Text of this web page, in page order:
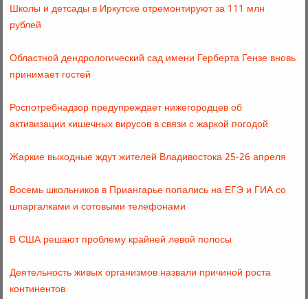
Школы и детсады в Иркутске отремонтируют за 111 млн
рублей
Областной дендрологический сад имени Герберта Гензе вновь
принимает гостей
Роспотребнадзор предупреждает нижегородцев об
активизации кишечных вирусов в связи с жаркой погодой
Жаркие выходные ждут жителей Владивостока 25-26 апреля
Восемь школьников в Приангарье попались на ЕГЭ и ГИА со
шпаргалками и сотовыми телефонами
В США решают проблему крайней левой полосы
Деятельность живых организмов назвали причиной роста
континентов